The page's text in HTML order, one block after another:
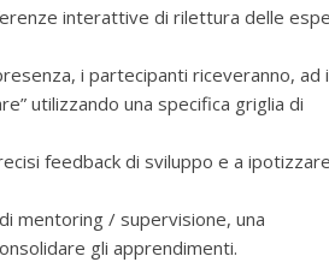
interattive di rilettura delle
i partecipanti riceveranno, ad
utilizzando una specifica griglia di
feedback di sviluppo e a
mentoring / supervisione, una
gli apprendimenti.